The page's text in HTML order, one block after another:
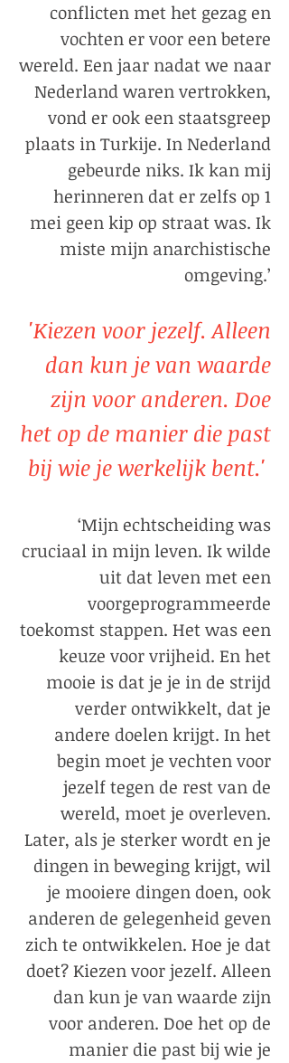
conflicten met het gezag en
vochten er voor een betere
wereld. Een jaar nadat we naar
Nederland waren vertrokken,
vond er ook een staatsgreep
plaats in Turkije. In Nederland
gebeurde niks. Ik kan mij
herinneren dat er zelfs op 1
mei geen kip op straat was. Ik
miste mijn anarchistische
omgeving.’
'Kiezen voor jezelf. Alleen
dan kun je van waarde
zijn voor anderen. Doe
het op de manier die past
bij wie je werkelijk bent.'
‘Mijn echtscheiding was
cruciaal in mijn leven. Ik wilde
uit dat leven met een
voorgeprogrammeerde
toekomst stappen. Het was een
keuze voor vrijheid. En het
mooie is dat je je in de strijd
verder ontwikkelt, dat je
andere doelen krijgt. In het
begin moet je vechten voor
jezelf tegen de rest van de
wereld, moet je overleven.
Later, als je sterker wordt en je
dingen in beweging krijgt, wil
je mooiere dingen doen, ook
anderen de gelegenheid geven
zich te ontwikkelen. Hoe je dat
doet? Kiezen voor jezelf. Alleen
dan kun je van waarde zijn
voor anderen. Doe het op de
manier die past bij wie je